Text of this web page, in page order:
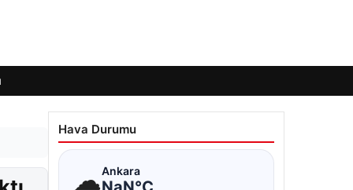
Hava Durumu
☁Ankara